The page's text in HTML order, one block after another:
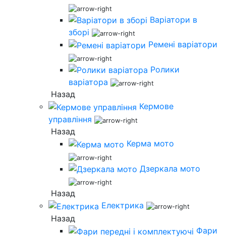
Варіатори в
зборі
Ремені варіатори
Ролики
варіатора
Назад
Кермове
управління
Назад
Керма мото
Дзеркала мото
Назад
Електрика
Назад
Фари